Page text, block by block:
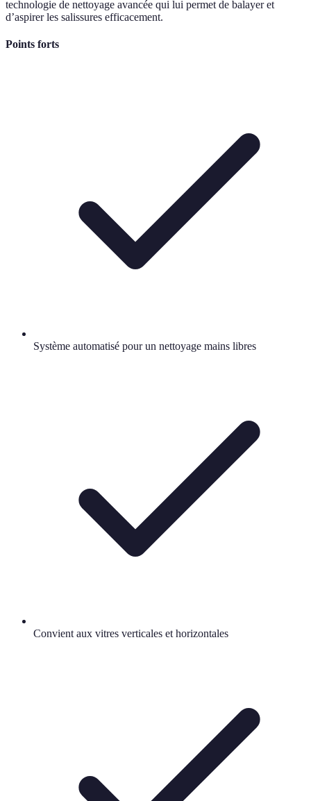
technologie de nettoyage avancée qui lui permet de balayer et
d’aspirer les salissures efficacement.
Points forts
Système automatisé pour un nettoyage mains libres
Convient aux vitres verticales et horizontales